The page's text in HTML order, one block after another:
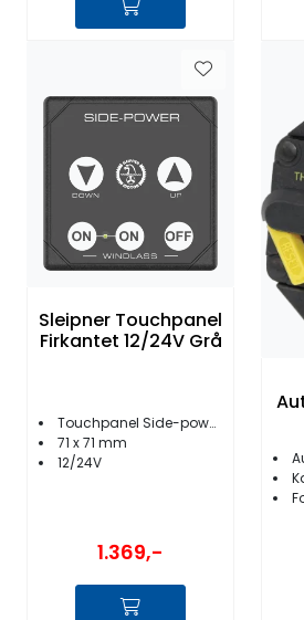
Sleipner Touchpanel
Firkantet 12/24V Grå
Touchpanel Side-power ankervinsj
71 x 71 mm
12/24V
1.369,-